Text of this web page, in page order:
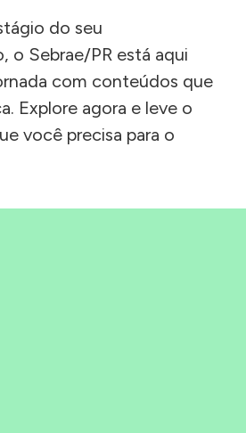
do seu
o Sebrae/PR está aqui
com conteúdos que
Explore agora e leve o
você precisa para o